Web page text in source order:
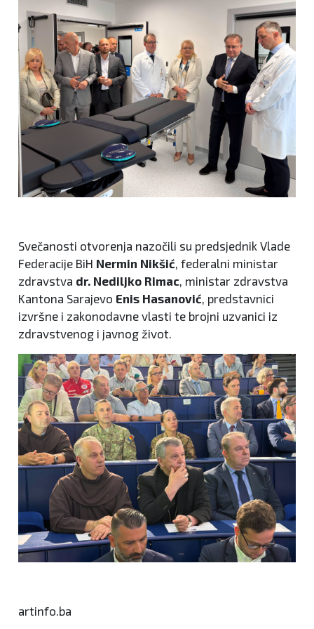
Svečanosti otvorenja nazočili su predsjednik Vlade
Federacije BiH Nermin Nikšić, federalni ministar
zdravstva dr. Nediljko Rimac, ministar zdravstva
Kantona Sarajevo Enis Hasanović, predstavnici
izvršne i zakonodavne vlasti te brojni uzvanici iz
zdravstvenog i javnog život.
artinfo.ba